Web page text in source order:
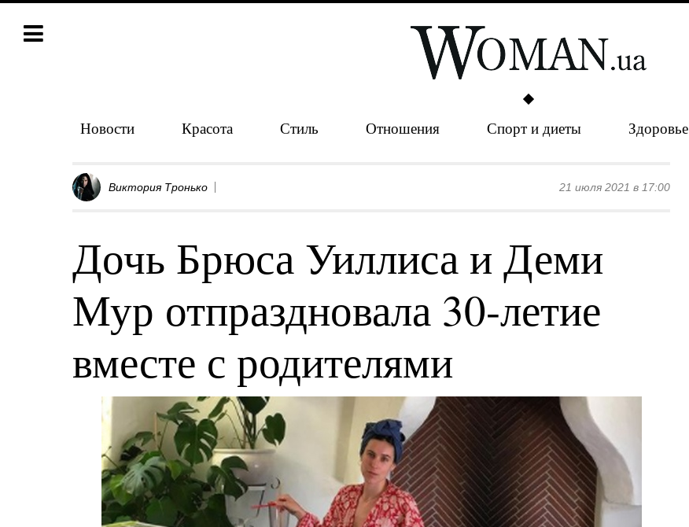
Новости Красота Стиль Отношения Спорт и диеты Здоровье
Виктория Тронько 21 июля 2021 в 17:00
Дочь Брюса Уиллиса и Деми
Мур отпраздновала 30-летие
вместе с родителями